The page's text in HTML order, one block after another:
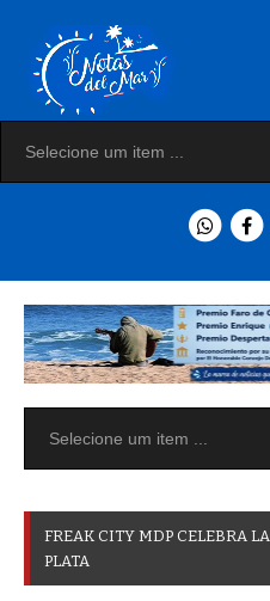
FREAK CITY MDP CELEBRA LA
PLATA